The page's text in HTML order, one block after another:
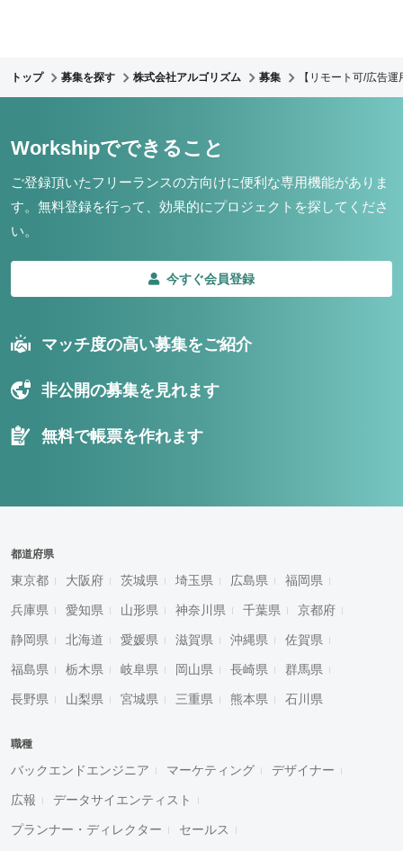
トップ 募集を探す 株式会社アルゴリズム 募集 【リモート可/広告
Workshipでできること
ご登録頂いたフリーランスの方向けに便利な専用機能がありま
す。 無料登録を行って、効果的にプロジェクトを探してくださ
い。
今すぐ会員登録
マッチ度の高い募集をご紹介
非公開の募集を見れます
無料で帳票を作れます
都道府県
東京都 大阪府 茨城県 埼玉県 広島県 福岡県
兵庫県 愛知県 山形県 神奈川県 千葉県 京都府
静岡県 北海道 愛媛県 滋賀県 沖縄県 佐賀県
福島県 栃木県 岐阜県 岡山県 長崎県 群馬県
長野県 山梨県 宮城県 三重県 熊本県 石川県
職種
バックエンドエンジニア マーケティング デザイナー
広報 データサイエンティスト
プランナー・ディレクター セールス